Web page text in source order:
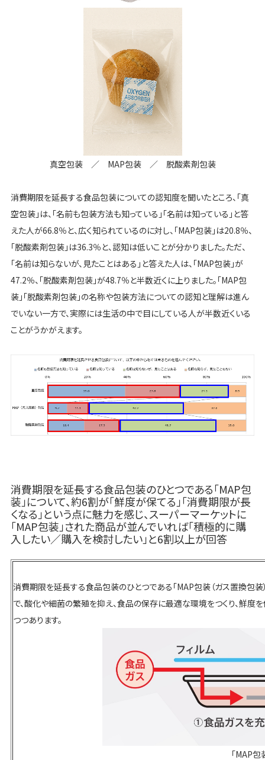
真空包装 ／ MAP包装 ／ 脱酸素剤包装
消費期限を延長する食品包装についての認知度を聞いたところ、「真
空包装」は、「名前も包装方法も知っている」「名前は知っている」と答
えた人が66.8％と、広く知られているのに対し、「MAP包装」は20.8％、
「脱酸素剤包装」は36.3％と、認知は低いことが分かりました。ただ、
「名前は知らないが、見たことはある」と答えた人は、「MAP包装」が
47.2％、「脱酸素剤包装」が48.7％と半数近くに上りました。「MAP包
装」「脱酸素剤包装」の名称や包装方法についての認知と理解は進ん
でいない一方で、実際には生活の中で目にしている人が半数近くいる
ことがうかがえます。
消費期限を延長する食品包装のひとつである「MAP包
装」について、約6割が「鮮度が保てる」「消費期限が長
くなる」という点に魅力を感じ、スーパーマーケットに
「MAP包装」された商品が並んでいれば「積極的に購
入したい／購入を検討したい」と6割以上が回答
消費期限を延長する食品包装のひとつである「MAP包装（ガス置換包
で、酸化や細菌の繁殖を抑え、食品の保存に最適な環境をつくり、鮮
つつあります。
「MAP包